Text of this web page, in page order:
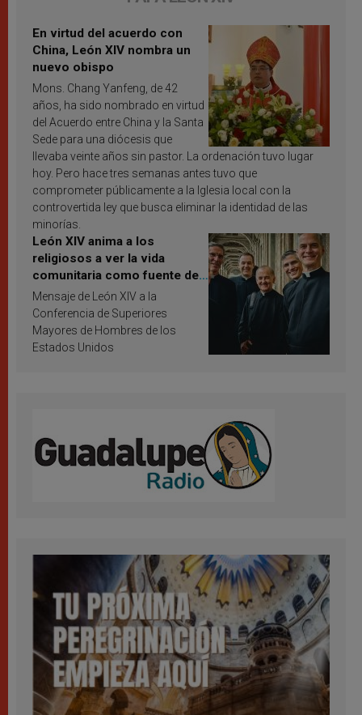
En virtud del acuerdo con
China, León XIV nombra un
nuevo obispo
Mons. Chang Yanfeng, de 42
años, ha sido nombrado en virtud
del Acuerdo entre China y la Santa
Sede para una diócesis que
llevaba veinte años sin pastor. La ordenación tuvo lugar
hoy. Pero hace tres semanas antes tuvo que
comprometer públicamente a la Iglesia local con la
controvertida ley que busca eliminar la identidad de las
minorías.
León XIV anima a los
religiosos a ver la vida
comunitaria como fuente de
inspiración y santificación
Mensaje de León XIV a la
Conferencia de Superiores
Mayores de Hombres de los
Estados Unidos